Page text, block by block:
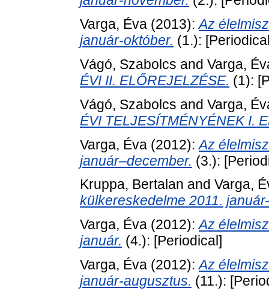
Varga, Éva (2013):Az
január-október. (1.):
Vágó, Szabolcs and Varga,
ÉVI II. ELŐREJELZÉSE. (1):
Vágó, Szabolcs and Varga,
ÉVI TELJESÍTMÉNYÉNEK I.
Varga, Éva (2012):Az
január–december. (3.):
Kruppa, Bertalan and Varga,
külkereskedelme 2011.
Varga, Éva (2012):Az
január. (4.): [Periodical]
Varga, Éva (2012):Az
január-augusztus. (11.):